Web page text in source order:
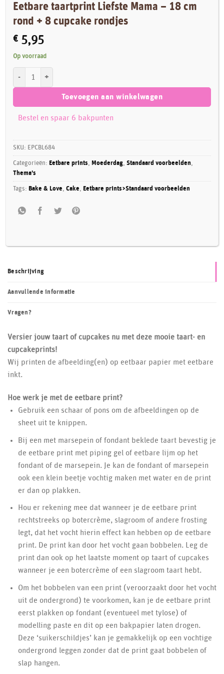
Eetbare taartprint Liefste Mama – 18 cm
rond + 8 cupcake rondjes
€ 5,95
Op voorraad
Toevoegen aan winkelwagen
Bestel en spaar 6 bakpunten
SKU: EPCBL684
Categorieën: Eetbare prints Moederdag ,Standaard voorbeelden
Thema's
Tags: Bake & Love ,Cake Eetbare prints>Standaard voorbeelden
Beschrijving
Aanvullende informatie
Vragen?
Versier jouw taart of cupcakes nu met deze mooie taart- en
cupcakeprints!
Wij printen de afbeelding(en) op eetbaar papier met eetbare
inkt.
Hoe werk je met de eetbare print?
Gebruik een schaar of pons om de afbeeldingen op de
sheet uit te knippen.
Bij een met marsepein of fondant beklede taart bevestig je
de eetbare print met piping gel of eetbare lijm op het
fondant of de marsepein. Je kan de fondant of marsepein
ook een klein beetje vochtig maken met water en de print
er dan op plakken.
Hou er rekening mee dat wanneer je de eetbare print
rechtstreeks op botercrème, slagroom of andere frosting
legt, dat het vocht hierin effect kan hebben op de eetbare
print. De print kan door het vocht gaan bobbelen. Leg de
print dan ook op het laatste moment op taart of cupcakes
wanneer je een botercrème of een slagroom taart hebt.
Om het bobbelen van een print (veroorzaakt door het vocht
uit de ondergrond) te voorkomen, kan je de eetbare print
eerst plakken op fondant (eventueel met tylose) of
modelling paste en dit op een bakpapier laten drogen.
Deze ‘suikerschildjes’ kan je gemakkelijk op een vochtige
ondergrond leggen zonder dat de print gaat bobbelen of
slap hangen.